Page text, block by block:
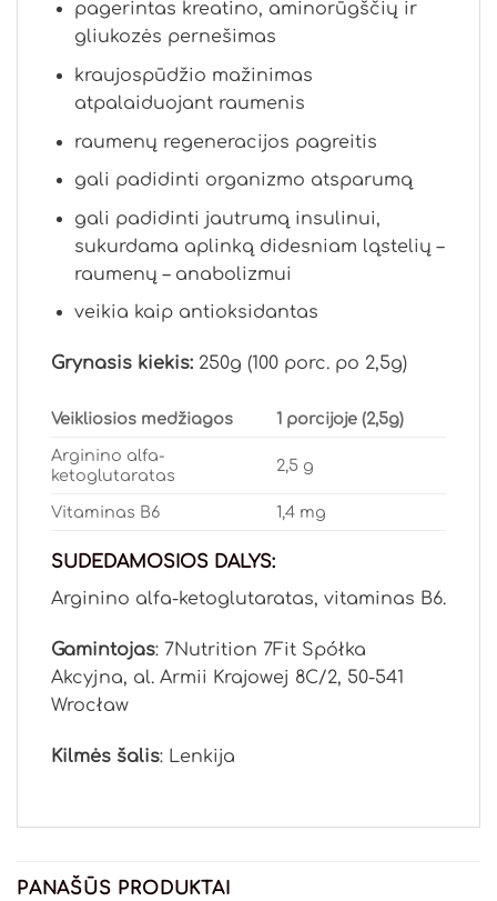
pagerintas kreatino, aminorūgščių ir
gliukozės pernešimas
kraujospūdžio mažinimas
atpalaiduojant raumenis
raumenų regeneracijos pagreitis
gali padidinti organizmo atsparumą
gali padidinti jautrumą insulinui,
sukurdama aplinką didesniam ląstelių –
raumenų – anabolizmui
veikia kaip antioksidantas
Grynasis kiekis: 250g (100 porc. po 2,5g)
Veikliosios medžiagos 1 porcijoje (2,5g)
Arginino alfa-
ketoglutaratas
2,5 g
Vitaminas B6 1,4 mg
SUDEDAMOSIOS DALYS:
Arginino alfa-ketoglutaratas, vitaminas B6.
Gamintojas: 7Nutrition 7Fit Spółka
Akcyjna, al. Armii Krajowej 8C/2, 50-541
Wrocław
Kilmės šalis: Lenkija
PANAŠŪS PRODUKTAI